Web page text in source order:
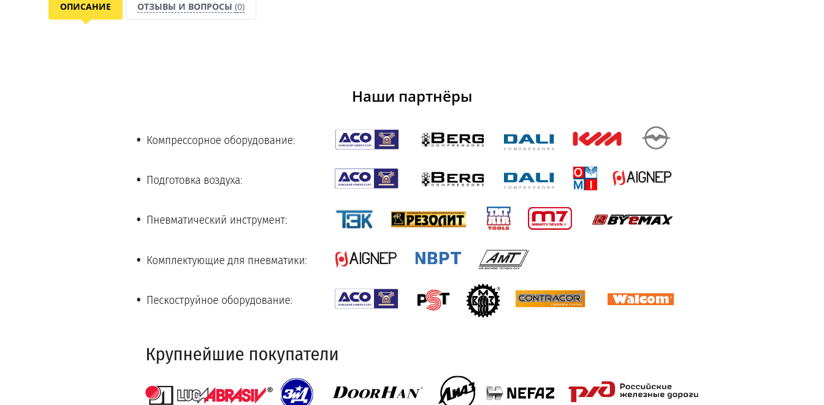
ОПИСАНИЕ ОТЗЫВЫ И ВОПРОСЫ (0)
Наши партнёры